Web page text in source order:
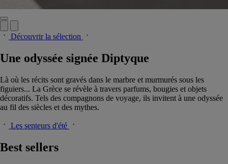
Découvrir la sélection
Une odyssée signée Diptyque
Là où les récits sont gravés dans le marbre et murmurés sous les
figuiers... La Grèce se révèle à travers parfums, bougies et objets
décoratifs. Tels des compagnons de voyage, ils invitent à une odyssée
au fil des siècles et des mythes.
Les senteurs d'été
Best sellers